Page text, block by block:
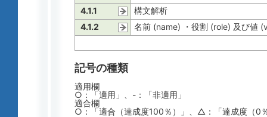
4.1.1
構文解析
4.1.2
名前 (name) ・役割 (role) 及び値
記号の種類
適用欄
○：「適用」、-：「非適用」
適合欄
○：「適合（達成度100％）」、△：「達成度（0